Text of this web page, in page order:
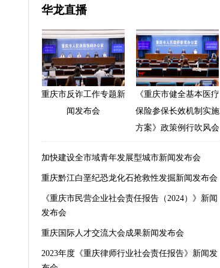
华龙直播
重庆市反诈工作专题新
闻发布会
《重庆市健全基本医疗
保险参保长效机制实施
方案》政策例行吹风会
加快建设全市域青年发展型城市新闻发布会
重庆黔江白垩纪恐龙化石抢救性发掘新闻发布会
《重庆市民营企业社会责任报告（2024）》新闻
发布会
重庆国际人才交流大会成果新闻发布会
2023年度《重庆律师行业社会责任报告》新闻发